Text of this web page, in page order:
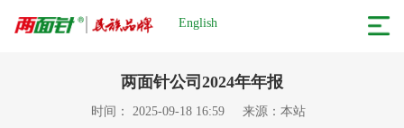
English
两面针公司2024年年报
时间： 2025-09-18 16:59 来源：本站